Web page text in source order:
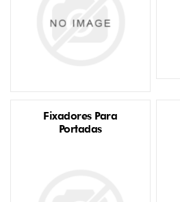
Fixadores Para
Portadas